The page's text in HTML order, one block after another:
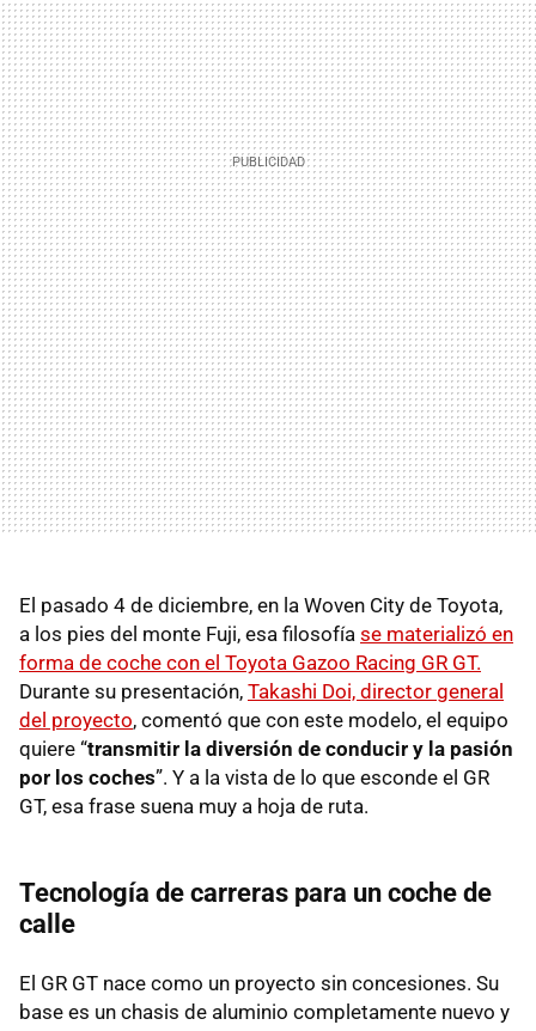
El pasado 4 de diciembre, en la Woven City de Toyota,
a los pies del monte Fuji, esa filosofía se materializó en
forma de coche con el Toyota Gazoo Racing GR GT.
Durante su presentación, Takashi Doi, director general
del proyecto, comentó que con este modelo, el equipo
quiere “transmitir la diversión de conducir y la pasión
por los coches”. Y a la vista de lo que esconde el GR
GT, esa frase suena muy a hoja de ruta.
Tecnología de carreras para un coche de
calle
El GR GT nace como un proyecto sin concesiones. Su
base es un chasis de aluminio completamente nuevo y